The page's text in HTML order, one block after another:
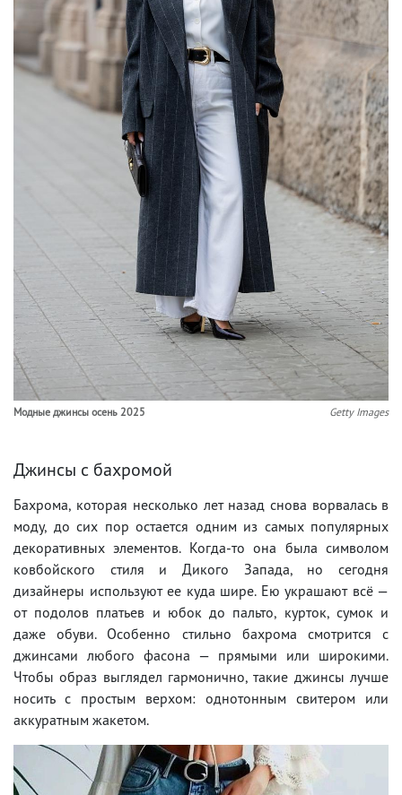
Модные джинсы осень 2025 Getty Images
Джинсы с бахромой
Бахрома, которая несколько лет назад снова ворвалась в
моду, до сих пор остается одним из самых популярных
декоративных элементов. Когда-то она была символом
ковбойского стиля и Дикого Запада, но сегодня
дизайнеры используют ее куда шире. Ею украшают всё —
от подолов платьев и юбок до пальто, курток, сумок и
даже обуви. Особенно стильно бахрома смотрится с
джинсами любого фасона — прямыми или широкими.
Чтобы образ выглядел гармонично, такие джинсы лучше
носить с простым верхом: однотонным свитером или
аккуратным жакетом.